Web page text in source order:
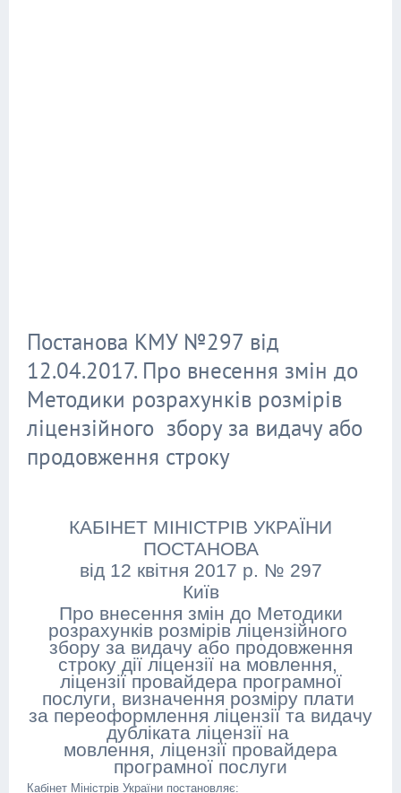
Постанова КМУ №297 від
12.04.2017. Про внесення змін до
Методики розрахунків розмірів
ліцензійного збору за видачу або
продовження строку
КАБІНЕТ МІНІСТРІВ УКРАЇНИ
ПОСТАНОВА
від 12 квітня 2017 р. № 297
Київ
Про внесення змін до Методики
розрахунків розмірів ліцензійного
збору за видачу або продовження
строку дії ліцензії на мовлення,
ліцензії провайдера програмної
послуги, визначення розміру плати
за переоформлення ліцензії та видачу
дубліката ліцензії на
мовлення, ліцензії провайдера
програмної послуги
Кабінет Міністрів України постановляє: